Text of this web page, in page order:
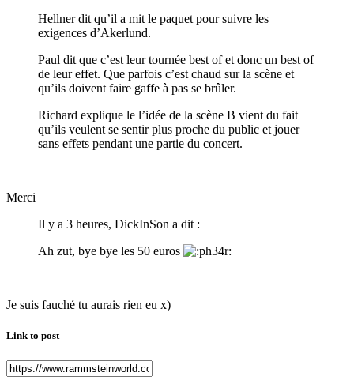
Hellner dit qu’il a mit le paquet pour suivre les
exigences d’Akerlund.
Paul dit que c’est leur tournée best of et donc un best of
de leur effet. Que parfois c’est chaud sur la scène et
qu’ils doivent faire gaffe à pas se brûler.
Richard explique le l’idée de la scène B vient du fait
qu’ils veulent se sentir plus proche du public et jouer
sans effets pendant une partie du concert.
Merci
Il y a 3 heures, DickInSon a dit :
Ah zut, bye bye les 50 euros
Je suis fauché tu aurais rien eu x)
Link to post